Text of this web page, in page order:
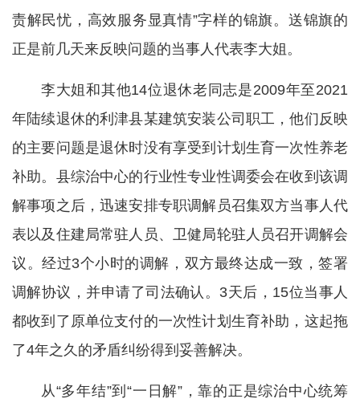
责解民忧，高效服务显真情”字样的锦旗。送锦旗的
正是前几天来反映问题的当事人代表李大姐。
李大姐和其他14位退休老同志是2009年至2021
年陆续退休的利津县某建筑安装公司职工，他们反映
的主要问题是退休时没有享受到计划生育一次性养老
补助。县综治中心的行业性专业性调委会在收到该调
解事项之后，迅速安排专职调解员召集双方当事人代
表以及住建局常驻人员、卫健局轮驻人员召开调解会
议。经过3个小时的调解，双方最终达成一致，签署
调解协议，并申请了司法确认。3天后，15位当事人
都收到了原单位支付的一次性计划生育补助，这起拖
了4年之久的矛盾纠纷得到妥善解决。
从“多年结”到“一日解”，靠的正是综治中心统筹